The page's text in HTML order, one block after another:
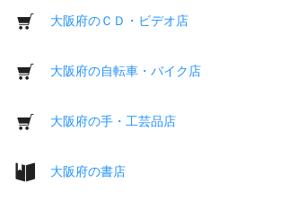
大阪府のＣＤ・ビデオ店
大阪府の自転車・バイク店
大阪府の手・工芸品店
大阪府の書店